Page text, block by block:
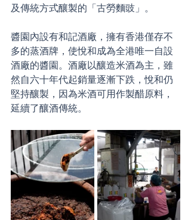
及傳統方式釀製的「古勞麵豉」。
醬園內設有和記酒廠，擁有香港僅存不
多的蒸酒牌，使悅和成為全港唯一自設
酒廠的醬園。酒廠以釀造米酒為主，雖
然自六十年代起銷量逐漸下跌，悅和仍
堅持釀製，因為米酒可用作製醋原料，
延續了釀酒傳統。